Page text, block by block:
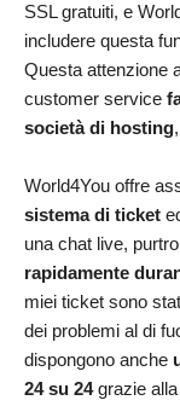
SSL gratuiti, e
includere questa
Questa attenzione
customer service
società di hosting
World4You offre
sistema di ticket
una chat live,
rapidamente
miei ticket sono
dei problemi al di
dispongono anche
24 su 24grazie alla